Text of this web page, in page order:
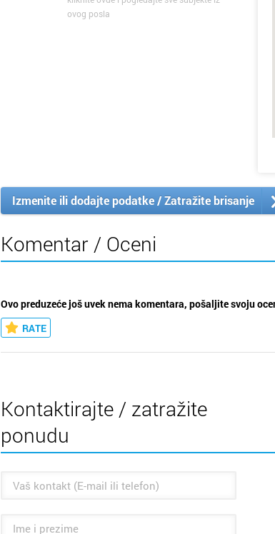
ovog posla
Izmenite ili dodajte podatke / Zatražite brisanje
Komentar / Oceni
Ovo preduzeće još uvek nema komentara, pošaljite svoju
RATE
Kontaktirajte / zatražite
ponudu